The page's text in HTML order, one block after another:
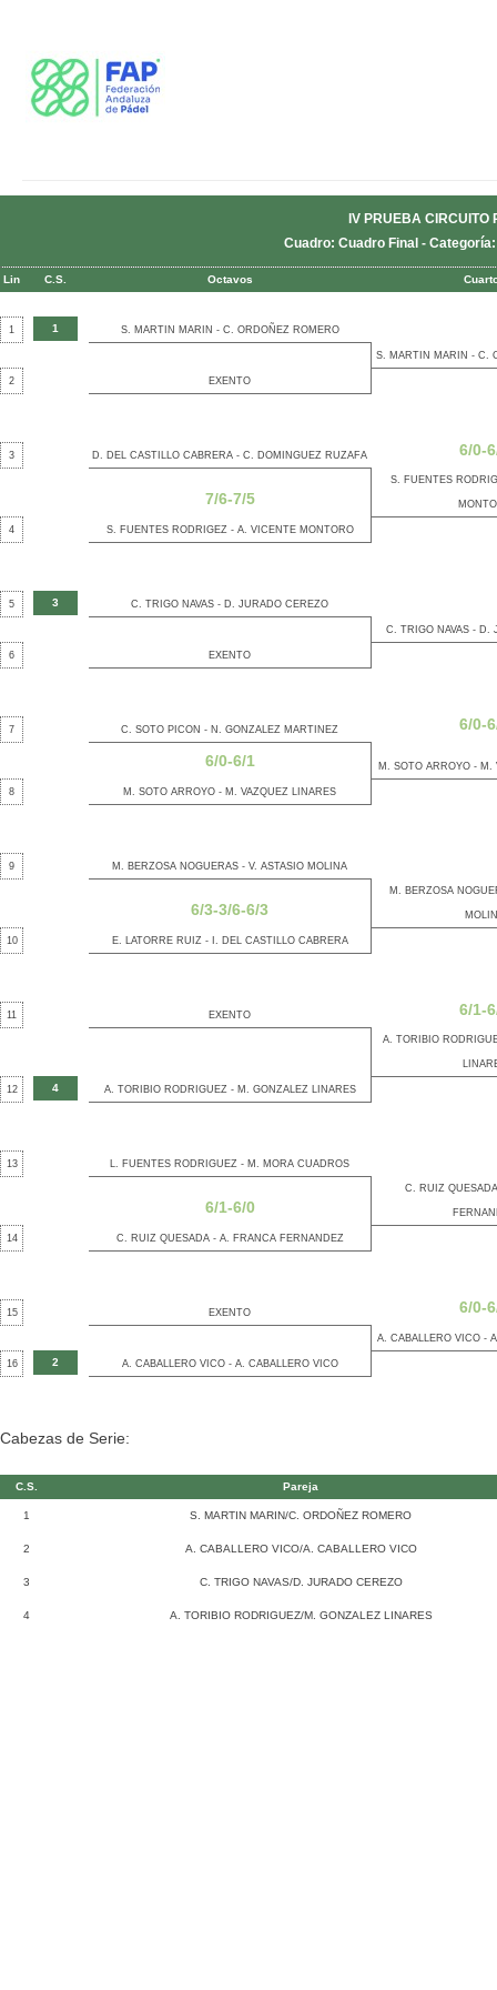
IV PRUEBA
Cuadro: Cuadro Final -
Lin C.S. Octavos
1 1 S. MARTIN MARIN - C. ORDOÑEZ ROMERO
S. MARTIN MARIN - C.
2 EXENTO
6/0-
3 D. DEL CASTILLO CABRERA - C. DOMINGUEZ RUZAFA
7/6-7/5
S. FUENTES
4 S. FUENTES RODRIGEZ - A. VICENTE MONTORO
5 3 C. TRIGO NAVAS - D. JURADO CEREZO
C. TRIGO NAVAS - D.
6 EXENTO
6/0-
7 C. SOTO PICON - N. GONZALEZ MARTINEZ
6/0-6/1 M. SOTO ARROYO - M.
8 M. SOTO ARROYO - M. VAZQUEZ LINARES
9 M. BERZOSA NOGUERAS - V. ASTASIO MOLINA
6/3-3/6-6/3
M. BERZOSA
10 E. LATORRE RUIZ - I. DEL CASTILLO CABRERA
6/1-
11 EXENTO
A. TORIBIO
12 4 A. TORIBIO RODRIGUEZ - M. GONZALEZ LINARES
13 L. FUENTES RODRIGUEZ - M. MORA CUADROS
6/1-6/0
C. RUIZ
14 C. RUIZ QUESADA - A. FRANCA FERNANDEZ
6/0-
15 EXENTO
A. CABALLERO VICO -
16 2 A. CABALLERO VICO - A. CABALLERO VICO
Cabezas de Serie:
C.S. Pareja
1 S. MARTIN MARIN/C. ORDOÑEZ ROMERO
2 A. CABALLERO VICO/A. CABALLERO VICO
3 C. TRIGO NAVAS/D. JURADO CEREZO
4 A. TORIBIO RODRIGUEZ/M. GONZALEZ LINARES